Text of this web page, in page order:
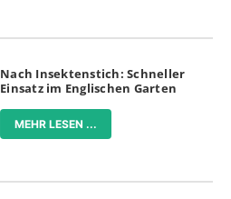
Nach Insektenstich: Schneller
Einsatz im Englischen Garten
MEHR LESEN ...